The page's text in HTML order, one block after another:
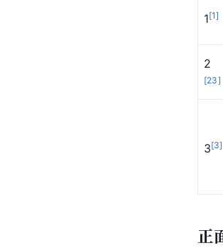
1[1]
2
[23]
3[3]
正